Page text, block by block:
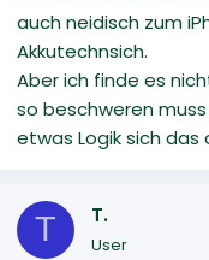
auch neidisch zum
Akkutechnsich.
Aber ich finde es
so beschweren
etwas Logik sich das
T T.
User